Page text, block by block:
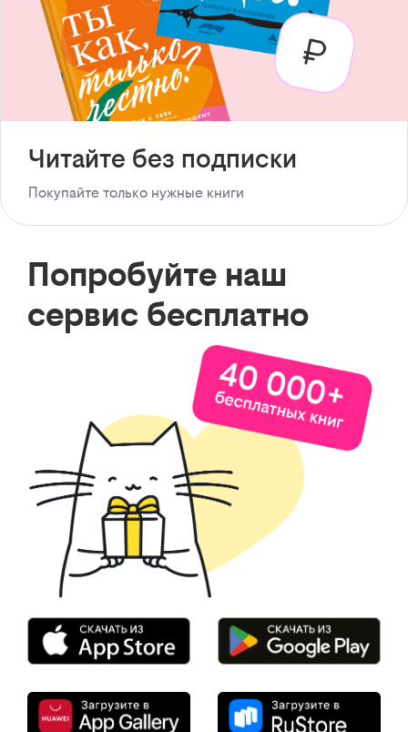
Читайте без подписки
Покупайте только нужные книги
Попробуйте наш
сервис бесплатно